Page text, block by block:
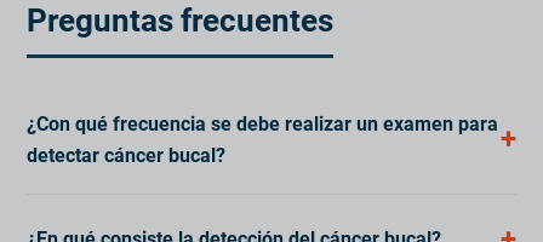
Preguntas frecuentes
¿Con qué frecuencia se debe realizar un examen para
detectar cáncer bucal?